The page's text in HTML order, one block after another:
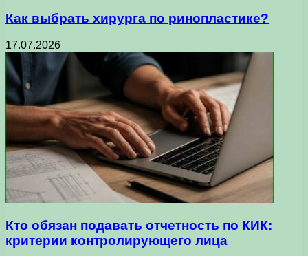
Как выбрать хирурга по ринопластике?
17.07.2026
Кто обязан подавать отчетность по КИК:
критерии контролирующего лица